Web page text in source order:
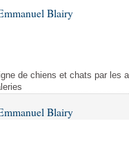
Blairy
de chiens et chats par les
Blairy